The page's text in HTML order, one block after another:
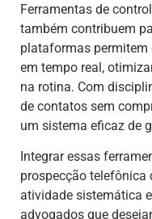
Ferramentas de
também contribuem
plataformas permitem
em tempo real,
na rotina. Com
de contatos sem
um sistema eficaz de
Integrar essas
prospecção telefônica
atividade sistemática
advogados que